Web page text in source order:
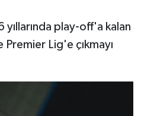
play-off'a kalan
Lig'e çıkmayı